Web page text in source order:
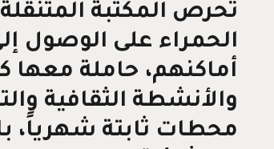
تحرص المكتبة المتنقلة
الحمراء على الوصول
أماكنهم، حاملة معها
والأنشطة الثقافية
محطات ثابتة شهرياً،